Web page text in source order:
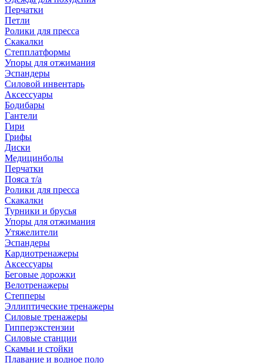
Перчатки
Петли
Ролики для пресса
Скакалки
Степплатформы
Упоры для отжимания
Эспандеры
Силовой инвентарь
Аксессуары
Бодибары
Гантели
Гири
Грифы
Диски
Медицинболы
Перчатки
Пояса т/а
Ролики для пресса
Скакалки
Турники и брусья
Упоры для отжимания
Утяжелители
Эспандеры
Кардиотренажеры
Аксессуары
Беговые дорожки
Велотренажеры
Степперы
Эллиптические тренажеры
Силовые тренажеры
Гипперэкстензии
Силовые станции
Скамьи и стойки
Плавание и водное поло